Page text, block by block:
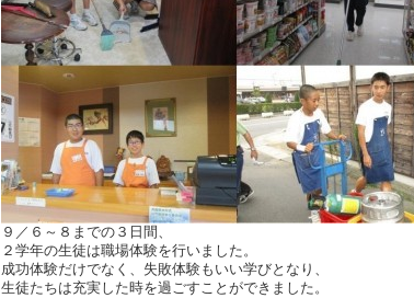
９／６～８までの３日間、
２学年の生徒は職場体験を行いました。
成功体験だけでなく、失敗体験もいい学びとなり、
生徒たちは充実した時を過ごすことができました。